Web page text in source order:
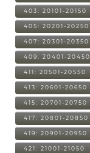
403: 20101-20150
405: 20201-20250
407: 20301-20350
409: 20401-20450
411: 20501-20550
413: 20601-20650
415: 20701-20750
417: 20801-20850
419: 20901-20950
421: 21001-21050